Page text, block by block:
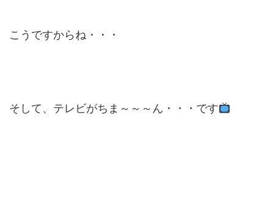
こうですからね・・・
そして、テレビがちま～～～ん・・・です